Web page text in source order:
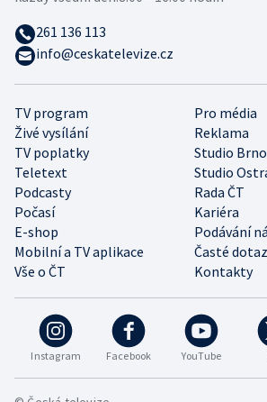
Instagram Facebook YouTube
TV program
Pro média
Živé vysílání
Reklama
TV poplatky
Studio Brno
Teletext
Studio
Podcasty
Rada ČT
Počasí
Kariéra
E-shop
Podávání
Mobilní a TV aplikace
Časté
Vše o ČT
Kontakty
261 136 113
info@ceskatelevize.cz